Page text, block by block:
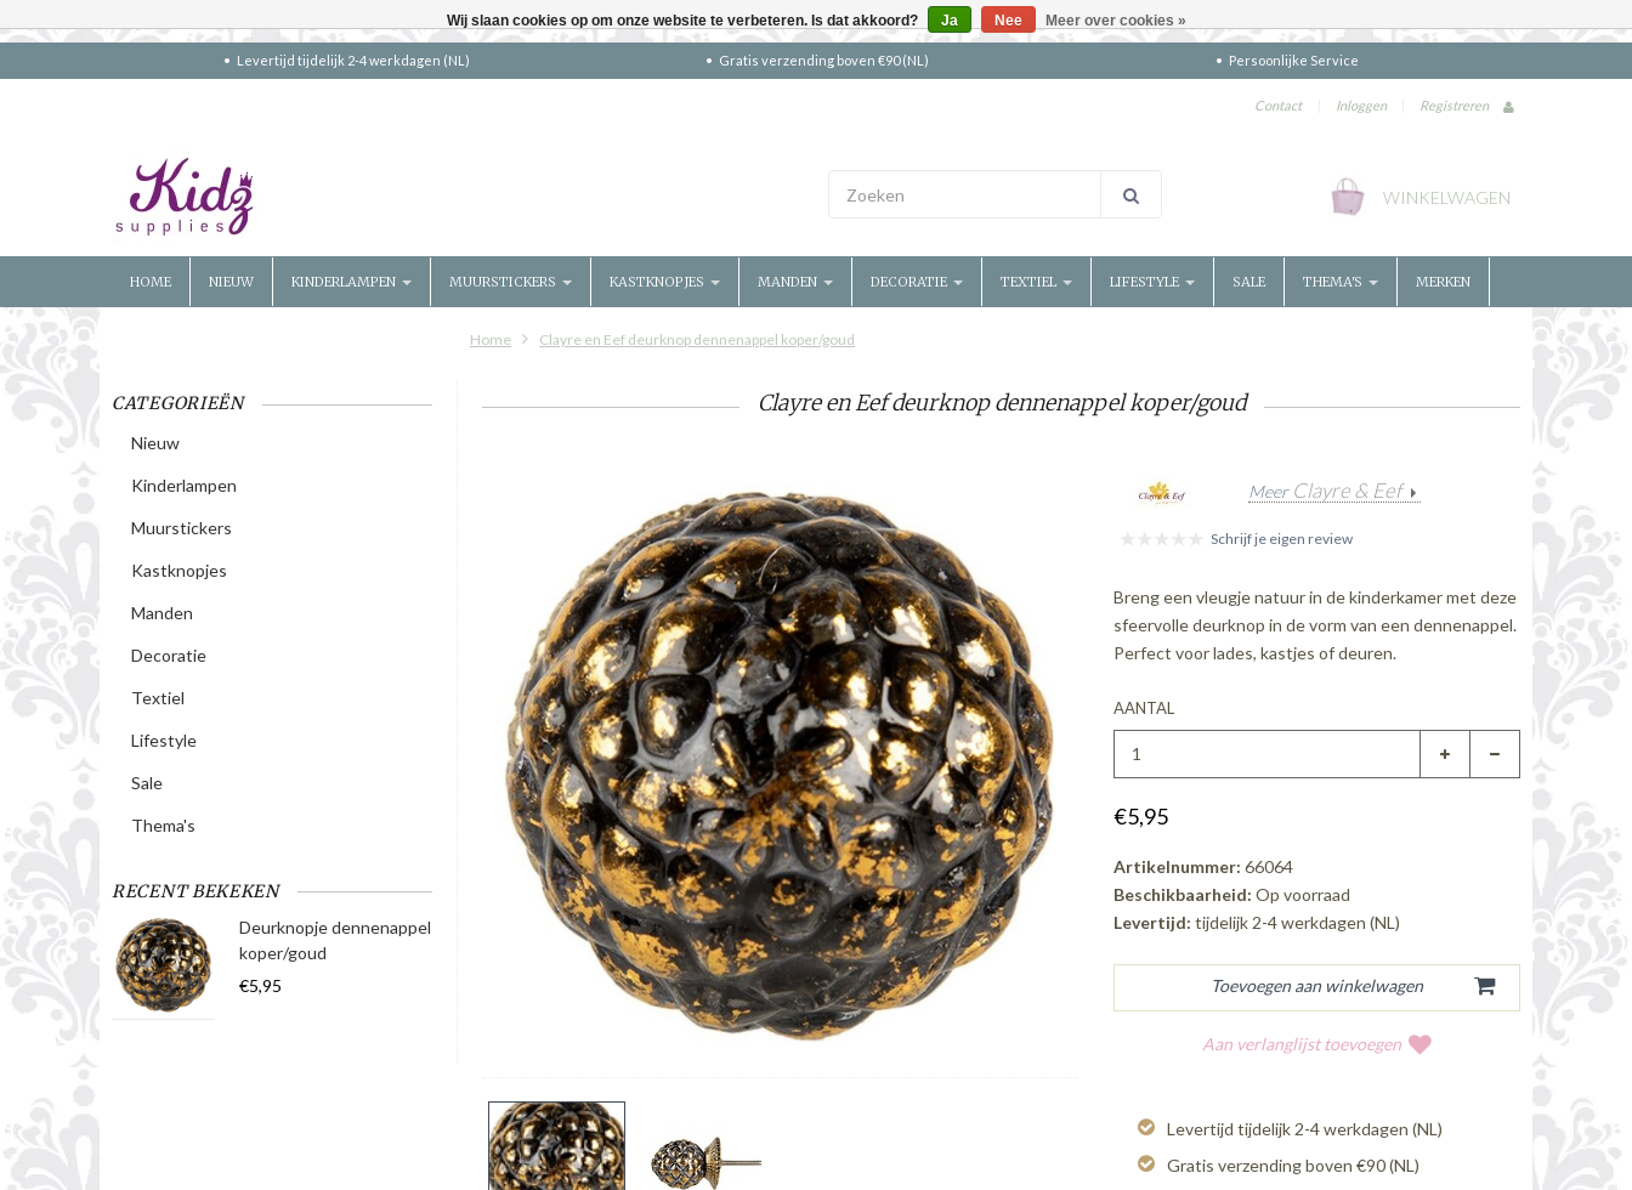
Levertijd tijdelijk 2-4 werkdagen (NL) Gratis verzending boven €90 (NL) Persoonlijke Service
Contact | Inloggen | Registreren
WINKELWAGEN
HOME NIEUW KINDERLAMPEN MUURSTICKERS KASTKNOPJES MANDEN DECORATIE TEXTIEL LIFESTYLE SALE THEMA'S MERKEN
Home Clayre en Eef deurknop dennenappel koper/goud
CATEGORIEËN
Nieuw
Kinderlampen
Muurstickers
Kastknopjes
Manden
Decoratie
Textiel
Lifestyle
Sale
Thema's
RECENT BEKEKEN
Deurknopje dennenappel
koper/goud
€5,95
Clayre en Eef deurknop dennenappel koper/goud
Meer Clayre & Eef
Schrijf je eigen review
Breng een vleugje natuur in de kinderkamer met deze
sfeervolle deurknop in de vorm van een dennenappel.
Perfect voor lades, kastjes of deuren.
AANTAL
€5,95
Artikelnummer: 66064
Beschikbaarheid: Op voorraad
Levertijd: tijdelijk 2-4 werkdagen (NL)
Aan verlanglijst toevoegen
Levertijd tijdelijk 2-4 werkdagen (NL)
Gratis verzending boven €90 (NL)
Wij slaan cookies op om onze website te verbeteren. Is dat akkoord? Ja Nee Meer over cookies »